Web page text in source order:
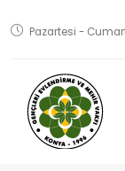
Pazartesi -